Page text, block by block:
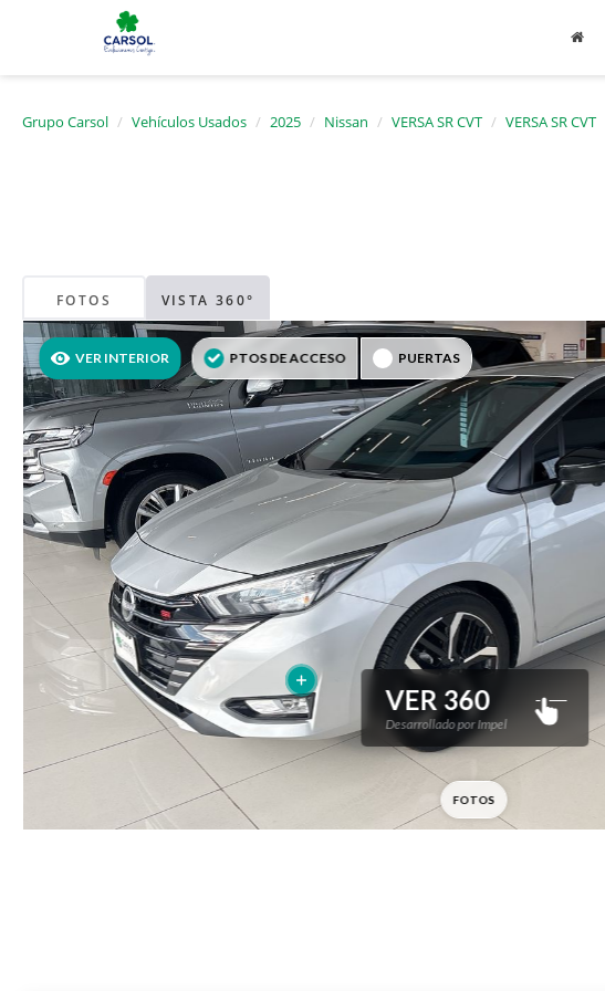
Grupo Carsol Vehículos Usados 2025 Nissan VERSA SR CVT
VERSA SR CVT
FOTOS VISTA 360°